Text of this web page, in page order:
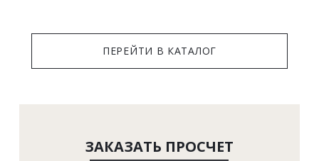
ПЕРЕЙТИ В КАТАЛОГ
ЗАКАЗАТЬ ПРОСЧЕТ